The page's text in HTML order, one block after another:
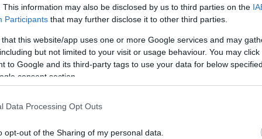
This information may also be disclosed by us to third parties on the
Participants that may further disclose it to other third parties.
that this website/app uses one or more Google services and may
but not limited to your visit or usage behaviour. You may
to Google and its third-party tags to use your data for below
consent section.
Data Processing Opt Outs
opt-out of the Sharing of my personal data.
Diamond League (@Diamond_League)
στο στάδιο Σαρλετί, στο Diamond League
η 22χρονη Ουκρανή
Γιαροσλάβα Μάχουτσικ